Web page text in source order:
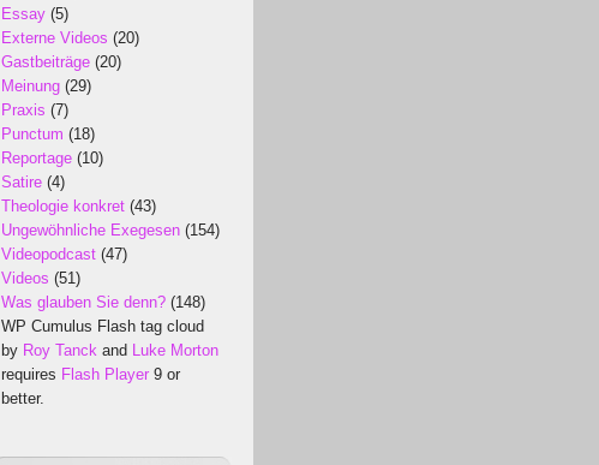
Essay (5)
Externe Videos (20)
Gastbeiträge (20)
Meinung (29)
Praxis (7)
Punctum (18)
Reportage (10)
Satire (4)
Theologie konkret (43)
Ungewöhnliche Exegesen (154)
Videopodcast (47)
Videos (51)
Was glauben Sie denn? (148)
WP Cumulus Flash tag cloud
by Roy Tanck and Luke Morton
requires Flash Player 9 or
better.